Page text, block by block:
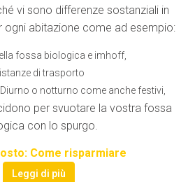
vi sono differenze sostanziali in
ogni abitazione come ad esempio:
fossa biologica e imhoff,
di trasporto
o notturno come anche festivi,
per svuotare la vostra fossa
con lo spurgo.
Come risparmiare
Leggi di più